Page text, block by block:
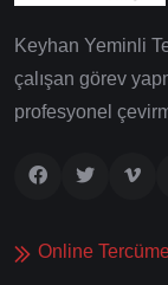
Keyhan Yeminli
çalışan görev
profesyonel
Online